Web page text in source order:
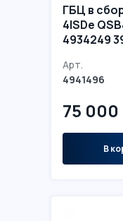
ГБЦ в
4ISDe
4934249
Арт.
4941496
75 000
В